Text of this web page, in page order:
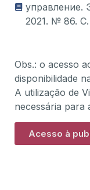
управление.
2021. № 86. С.
Obs.: o acesso
disponibilidade
A utilização de
necessária para
Acesso à